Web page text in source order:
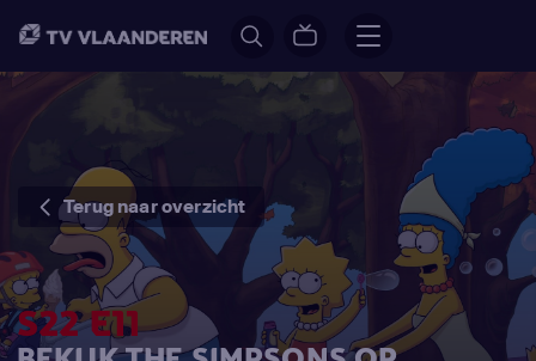
Terug naar overzicht
S22 E11